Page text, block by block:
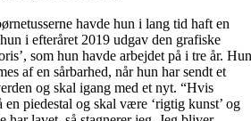
havde hun i lang tid haft en
i efteråret 2019 udgav den grafiske
som hun havde arbejdet på i tre år. Hun
af en sårbarhed, når hun har sendt et
og skal igang med et nyt. “Hvis
piedestal og skal være ‘rigtig kunst’ og